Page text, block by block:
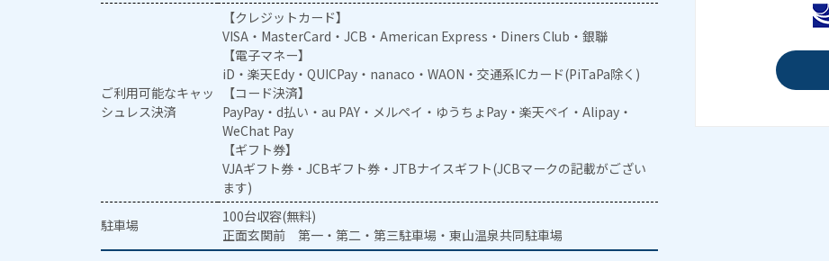
ご利用可能なキャッ
シュレス決済
【クレジットカード】
VISA・MasterCard・JCB・American Express・Diners Club・銀聯
【電子マネー】
iD・楽天Edy・QUICPay・nanaco・WAON・交通系ICカード(PiTaPa除く)
【コード決済】
PayPay・d払い・au PAY・メルペイ・ゆうちょPay・楽天ペイ・Alipay・
WeChat Pay
【ギフト券】
VJAギフト券・JCBギフト券・JTBナイスギフト(JCBマークの記載がござい
ます)
駐車場
100台収容(無料)
正面玄関前 第一・第二・第三駐車場・東山温泉共同駐車場